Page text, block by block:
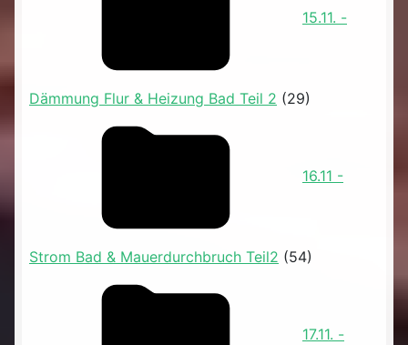
15.11. -
Dämmung Flur & Heizung Bad Teil 2 (29)
16.11 -
Strom Bad & Mauerdurchbruch Teil2 (54)
17.11. -